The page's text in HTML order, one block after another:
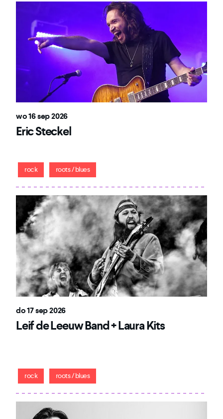
wo 16 sep 2026
Eric Steckel
rock roots / blues
do 17 sep 2026
Leif de Leeuw Band + Laura Kits
rock roots / blues